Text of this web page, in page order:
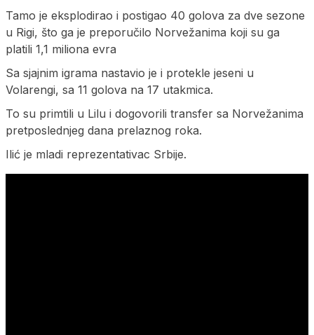
Tamo je eksplodirao i postigao 40 golova za dve sezone
u Rigi, što ga je preporučilo Norvežanima koji su ga
platili 1,1 miliona evra
Sa sjajnim igrama nastavio je i protekle jeseni u
Volarengi, sa 11 golova na 17 utakmica.
To su primtili u Lilu i dogovorili transfer sa Norvežanima
pretposlednjeg dana prelaznog roka.
Ilić je mladi reprezentativac Srbije.